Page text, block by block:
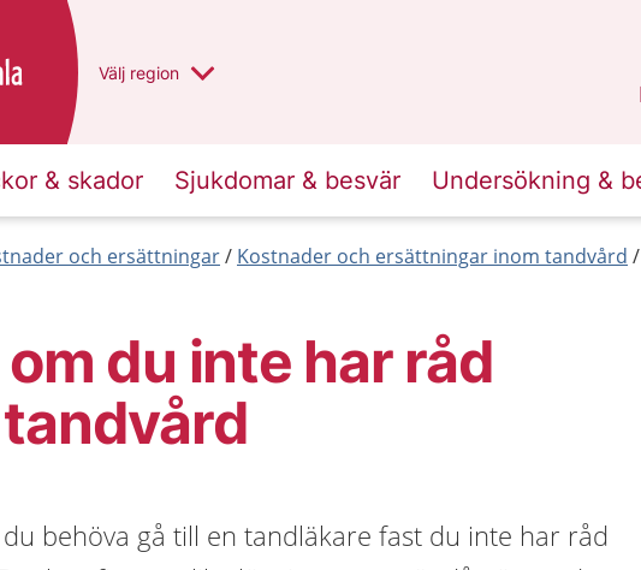
Du har valt region
Välj en annan
region
& skador Sjukdomar & besvär Undersökning &
och ersättningar Kostnader och ersättningar inom tandvård
du inte har råd
behöva gå till en tandläkare fast du inte har råd